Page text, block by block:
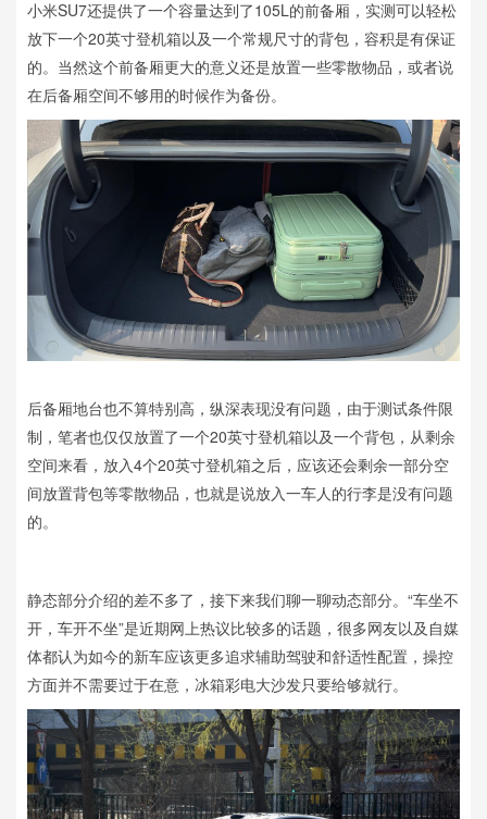
小米SU7还提供了一个容量达到了105L的前备厢，实测可以轻松
放下一个20英寸登机箱以及一个常规尺寸的背包，容积是有保证
的。当然这个前备厢更大的意义还是放置一些零散物品，或者说
在后备厢空间不够用的时候作为备份。
后备厢地台也不算特别高，纵深表现没有问题，由于测试条件限
制，笔者也仅仅放置了一个20英寸登机箱以及一个背包，从剩余
空间来看，放入4个20英寸登机箱之后，应该还会剩余一部分空
间放置背包等零散物品，也就是说放入一车人的行李是没有问题
的。
静态部分介绍的差不多了，接下来我们聊一聊动态部分。“车坐不
开，车开不坐”是近期网上热议比较多的话题，很多网友以及自媒
体都认为如今的新车应该更多追求辅助驾驶和舒适性配置，操控
方面并不需要过于在意，冰箱彩电大沙发只要给够就行。